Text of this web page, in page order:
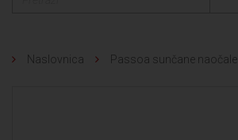
Naslovnica Passoa sunčane naočale